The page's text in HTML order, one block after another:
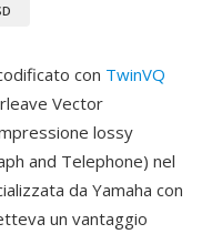
con TwinVQ
Vector
lossy
and Telephone) nel
da Yamaha con
un vantaggio